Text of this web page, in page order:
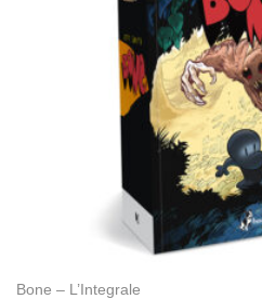
Bone – L’Integrale